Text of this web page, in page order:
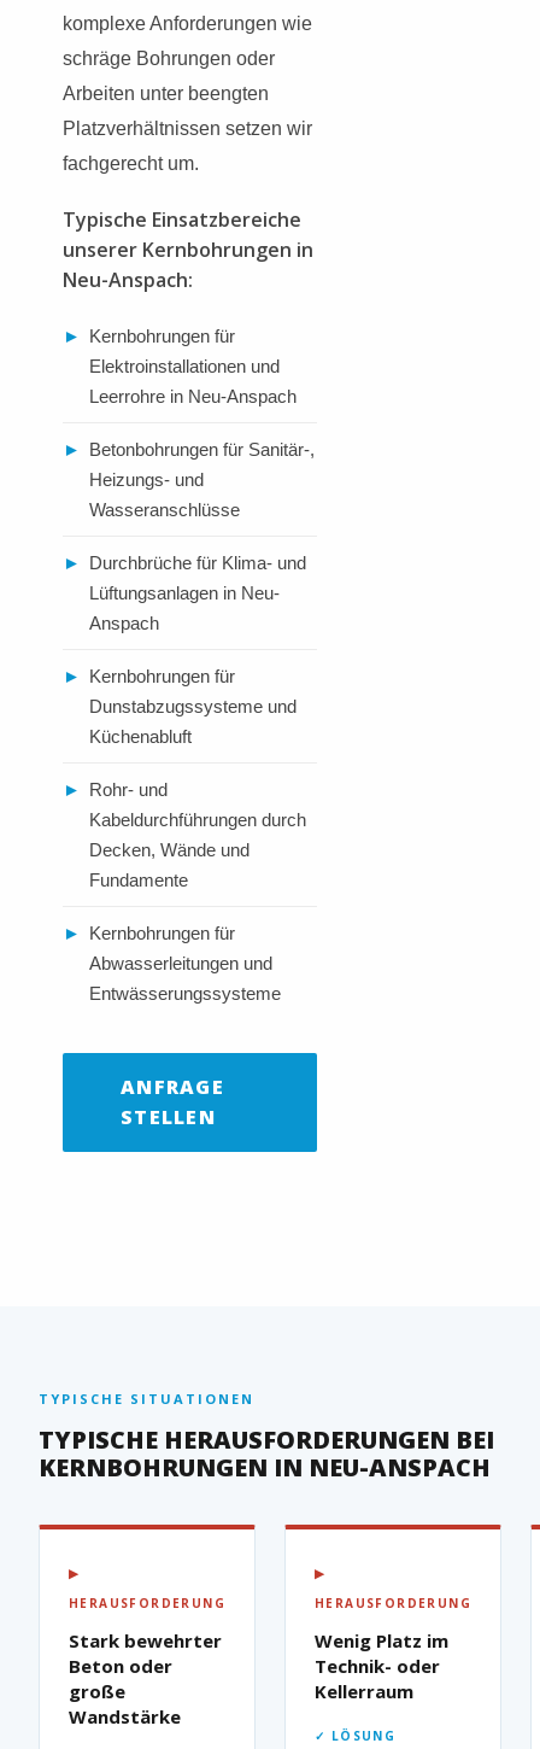
komplexe Anforderungen wie
schräge Bohrungen oder
Arbeiten unter beengten
Platzverhältnissen setzen wir
fachgerecht um.
Typische Einsatzbereiche
unserer Kernbohrungen in
Neu-Anspach:
►
Kernbohrungen für
Elektroinstallationen und
Leerrohre in Neu-Anspach
►
Betonbohrungen für Sanitär-,
Heizungs- und
Wasseranschlüsse
►
Durchbrüche für Klima- und
Lüftungsanlagen in Neu-
Anspach
►
Kernbohrungen für
Dunstabzugssysteme und
Küchenabluft
►
Rohr- und
Kabeldurchführungen durch
Decken, Wände und
Fundamente
►
Kernbohrungen für
Abwasserleitungen und
Entwässerungssysteme
ANFRAGE
STELLEN
TYPISCHE SITUATIONEN
TYPISCHE HERAUSFORDERUNGEN BEI
KERNBOHRUNGEN IN NEU-ANSPACH
▶
HERAUSFORDERUNG
Stark bewehrter
Beton oder
große
Wandstärke
▶
HERAUSFORDERUNG
Wenig Platz im
Technik- oder
Kellerraum
✓ LÖSUNG